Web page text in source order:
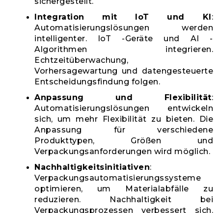
Integration mit IoT und KI:
Automatisierungslösungen werden
intelligenter. IoT -Geräte und AI -
Algorithmen integrieren.
Echtzeitüberwachung,
Vorhersagewartung und datengesteuerte
Entscheidungsfindung folgen.
Anpassung und Flexibilität:
Automatisierungslösungen entwickeln
sich, um mehr Flexibilität zu bieten. Die
Anpassung für verschiedene
Produkttypen, Größen und
Verpackungsanforderungen wird möglich.
Nachhaltigkeitsinitiativen:
Verpackungsautomatisierungssysteme
optimieren, um Materialabfälle zu
reduzieren. Nachhaltigkeit bei
Verpackungsprozessen verbessert sich.